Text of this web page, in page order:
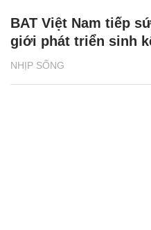
NHỊP SỐNG
BAT Việt Nam tiếp
giới phát triển sinh